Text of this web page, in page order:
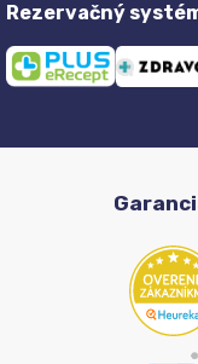
Rezervačný